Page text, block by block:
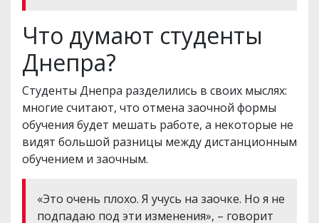
Что думают студенты
Днепра?
Студенты Днепра разделились в своих мыслях:
многие считают, что отмена заочной формы
обучения будет мешать работе, а некоторые не
видят большой разницы между дистанционным
обучением и заочным.
«Это очень плохо. Я учусь на заочке. Но я не
подпадаю под эти изменения», – говорит